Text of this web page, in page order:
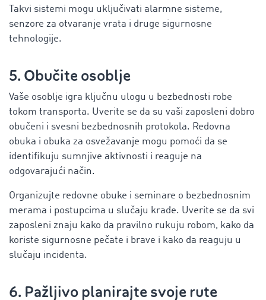
Takvi sistemi mogu uključivati alarmne sisteme,
senzore za otvaranje vrata i druge sigurnosne
tehnologije.
5. Obučite osoblje
Vaše osoblje igra ključnu ulogu u bezbednosti robe
tokom transporta. Uverite se da su vaši zaposleni dobro
obučeni i svesni bezbednosnih protokola. Redovna
obuka i obuka za osvežavanje mogu pomoći da se
identifikuju sumnjive aktivnosti i reaguje na
odgovarajući način.
Organizujte redovne obuke i seminare o bezbednosnim
merama i postupcima u slučaju krađe. Uverite se da svi
zaposleni znaju kako da pravilno rukuju robom, kako da
koriste sigurnosne pečate i brave i kako da reaguju u
slučaju incidenta.
6. Pažljivo planirajte svoje rute